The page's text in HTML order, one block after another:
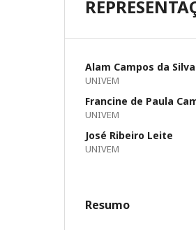
Alam Campos da Silva
UNIVEM
Francine de Paula
UNIVEM
José Ribeiro Leite
UNIVEM
Resumo